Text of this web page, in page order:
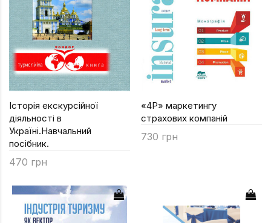
Психологія
Радіофізика
Соціологія
Фізика
Художня
Історія екскурсійної
діяльності в
Україні.Навчальний
посібник.
470 грн
«4P» маркетингу
страхових компаній
730 грн